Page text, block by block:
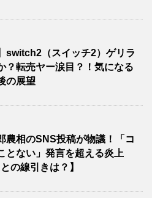
switch2（スイッチ2）ゲリラ
？転売ヤー涙目？！気になる
の展望
農相のSNS投稿が物議！「コ
とない」発言を超える炎上
の線引きは？】